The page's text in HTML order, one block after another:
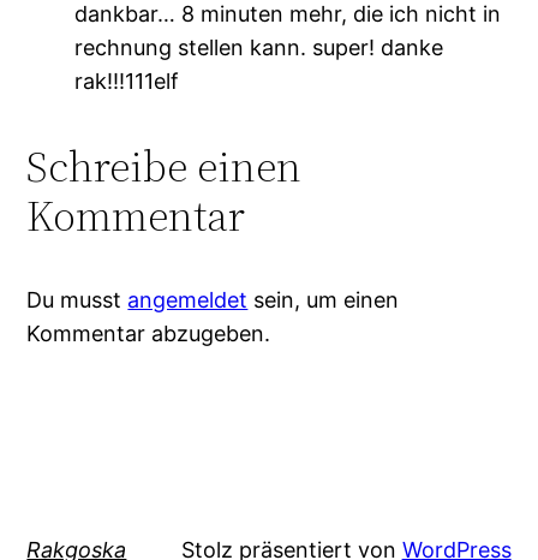
dankbar… 8 minuten mehr, die ich nicht in
rechnung stellen kann. super! danke
rak!!!111elf
Schreibe einen
Kommentar
Du musst angemeldet sein, um einen
Kommentar abzugeben.
Rakgoska Stolz präsentiert von WordPress